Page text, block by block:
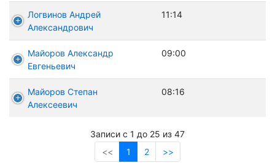
Логвинов Андрей
Александрович
11:14
Майоров Александр
Евгеньевич
09:00
Майоров Степан
Алексеевич
08:16
Записи с 1 до 25 из 47
<<
1 2 >>